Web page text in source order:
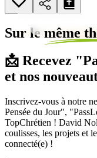
Sur le même
📩 Recevez
et nos
Inscrivez-vous à notre
Pensée du Jour",
TopChrétien ! David
coulisses, les projets et
connecté(e) !